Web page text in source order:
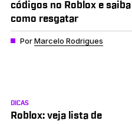
códigos no Roblox e saiba
como resgatar
PorMarcelo Rodrigues
DICAS
Roblox: veja lista de